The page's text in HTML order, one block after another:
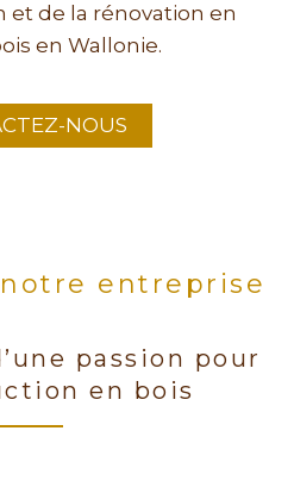
et de la rénovation en
en Wallonie.
NOUS
entreprise
passion pour
en bois